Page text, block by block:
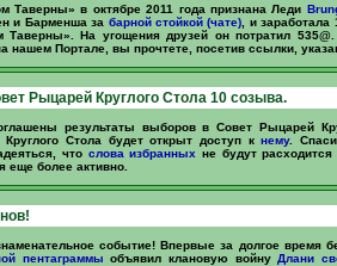
Таверны» в октябре 2011 года признана Леди
и Барменша за барной стойкой (чате) , и
Таверны». На угощения друзей он потратил
нашем Портале, вы прочтете, посетив ссылки,
Рыцарей Круглого Стола 10 созыва.
результаты выборов в Совет Рыцарей
Круглого Стола будет открыт доступ кнему.
что слова избранных не будут
еще более активно.
событие! Впервые за долгое время
пентаграммы объявил клановую войнуДлани